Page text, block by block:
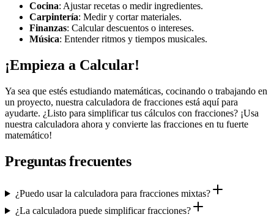
Cocina: Ajustar recetas o medir ingredientes.
Carpintería: Medir y cortar materiales.
Finanzas: Calcular descuentos o intereses.
Música: Entender ritmos y tiempos musicales.
¡Empieza a Calcular!
Ya sea que estés estudiando matemáticas, cocinando o trabajando en
un proyecto, nuestra calculadora de fracciones está aquí para
ayudarte. ¿Listo para simplificar tus cálculos con fracciones? ¡Usa
nuestra calculadora ahora y convierte las fracciones en tu fuerte
matemático!
Preguntas frecuentes
¿Puedo usar la calculadora para fracciones mixtas?
¿La calculadora puede simplificar fracciones?